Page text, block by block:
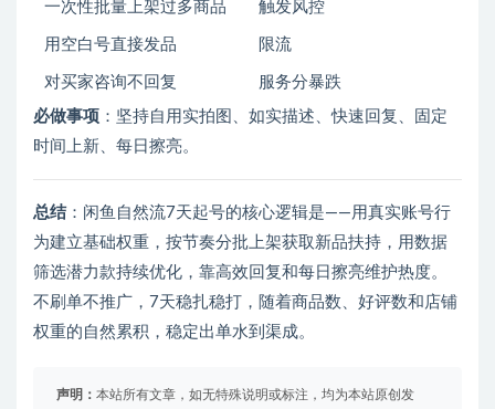
一次性批量上架过多商品 触发风控
用空白号直接发品 限流
对买家咨询不回复 服务分暴跌
必做事项 ：坚持自用实拍图、如实描述、快速回复、固定
时间上新、每日擦亮。
总结：闲鱼自然流7天起号的核心逻辑是——用真实账号行
为建立基础权重，按节奏分批上架获取新品扶持，用数据
筛选潜力款持续优化，靠高效回复和每日擦亮维护热度。
不刷单不推广，7天稳扎稳打，随着商品数、好评数和店铺
权重的自然累积，稳定出单水到渠成。
声明： 本站所有文章，如无特殊说明或标注，均为本站原创发